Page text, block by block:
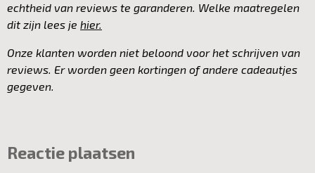
echtheid van reviews te garanderen. Welke maatregelen
dit zijn lees je hier.
Onze klanten worden niet beloond voor het schrijven van
reviews. Er worden geen kortingen of andere cadeautjes
gegeven.
Reactie plaatsen